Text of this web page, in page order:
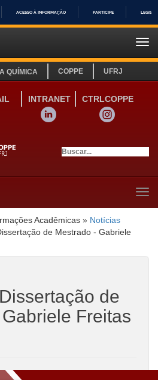
IR
ACESSO À INFORMAÇÃO PARTICIPE
QUÍMICA COPPE UFRJ
INTRANET
CTRLCOPPE
LINKEDIN
INSTAGRAM
SITE ESPANHOL
Acadêmicas » Notícias
de Mestrado - Gabriele
de
Freitas